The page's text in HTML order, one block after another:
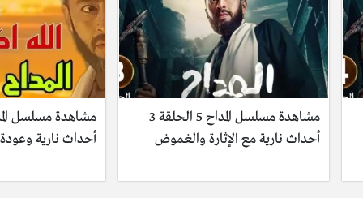
مشاهدة مسلسل المداح 5 الحلقة 3
أحداث نارية مع الإثارة والغموض
أحداث نارية